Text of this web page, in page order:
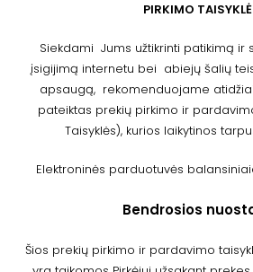
PIRKIMO
Siekdami Jums užtikrinti patikimą
įsigijimą internetu bei abiejų šalių
apsaugą, rekomenduojame
pateiktas prekių pirkimo ir
Taisyklės), kurios laikytinos
Elektroninės parduotuvės
Bendrosios
Šios prekių pirkimo ir pardavimo